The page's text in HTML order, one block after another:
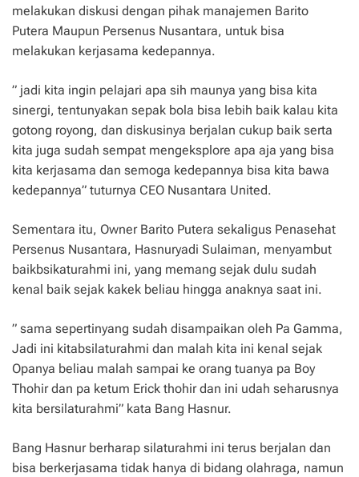
melakukan diskusi dengan pihak manajemen Barito
Putera Maupun Persenus Nusantara, untuk bisa
melakukan kerjasama kedepannya.
” jadi kita ingin pelajari apa sih maunya yang bisa kita
sinergi, tentunyakan sepak bola bisa lebih baik kalau kita
gotong royong, dan diskusinya berjalan cukup baik serta
kita juga sudah sempat mengeksplore apa aja yang bisa
kita kerjasama dan semoga kedepannya bisa kita bawa
kedepannya” tuturnya CEO Nusantara United.
Sementara itu, Owner Barito Putera sekaligus Penasehat
Persenus Nusantara, Hasnuryadi Sulaiman, menyambut
baikbsikaturahmi ini, yang memang sejak dulu sudah
kenal baik sejak kakek beliau hingga anaknya saat ini.
” sama sepertinyang sudah disampaikan oleh Pa Gamma,
Jadi ini kitabsilaturahmi dan malah kita ini kenal sejak
Opanya beliau malah sampai ke orang tuanya pa Boy
Thohir dan pa ketum Erick thohir dan ini udah seharusnya
kita bersilaturahmi” kata Bang Hasnur.
Bang Hasnur berharap silaturahmi ini terus berjalan dan
bisa berkerjasama tidak hanya di bidang olahraga, namun